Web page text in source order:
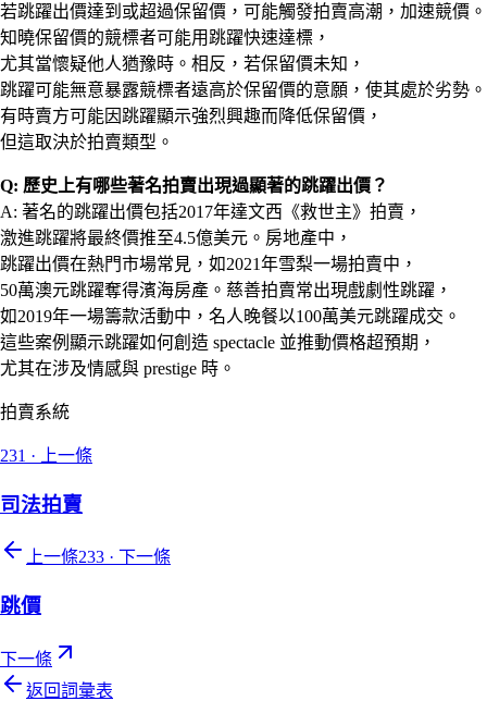
若跳躍出價達到或超過保留價，可能觸發拍賣高潮，加速競價。
知曉保留價的競標者可能用跳躍快速達標，
尤其當懷疑他人猶豫時。相反，若保留價未知，
跳躍可能無意暴露競標者遠高於保留價的意願，使其處於劣勢。
有時賣方可能因跳躍顯示強烈興趣而降低保留價，
但這取決於拍賣類型。
Q: 歷史上有哪些著名拍賣出現過顯著的跳躍出價？
A: 著名的跳躍出價包括2017年達文西《救世主》拍賣，
激進跳躍將最終價推至4.5億美元。房地產中，
跳躍出價在熱門市場常見，如2021年雪梨一場拍賣中，
50萬澳元跳躍奪得濱海房產。慈善拍賣常出現戲劇性跳躍，
如2019年一場籌款活動中，名人晚餐以100萬美元跳躍成交。
這些案例顯示跳躍如何創造 spectacle 並推動價格超預期，
尤其在涉及情感與 prestige 時。
拍賣系統
231 · 上一條
司法拍賣
上一條233 · 下一條
跳價
下一條
返回詞彙表